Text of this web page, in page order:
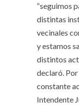
“seguimos
distintas
vecinales
y estamos
distintos
declaró.
constante
Intendente